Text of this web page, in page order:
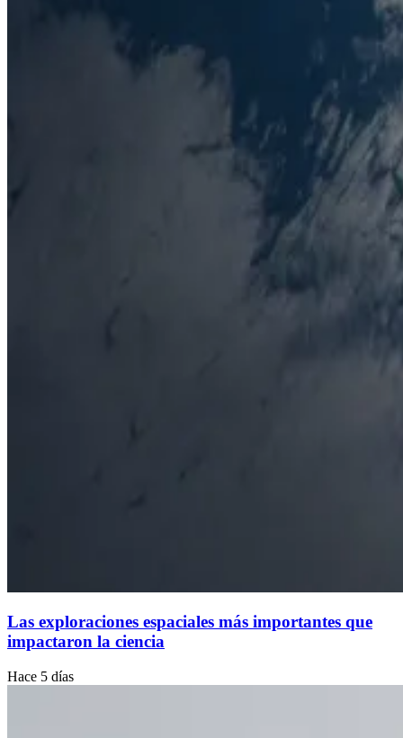
Las exploraciones espaciales más importantes que
impactaron la ciencia
Hace 5 días